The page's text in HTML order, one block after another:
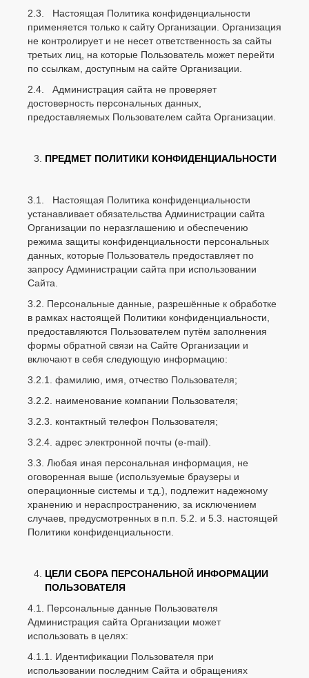
2.3. Настоящая Политика конфиденциальности
применяется только к сайту Организации. Организация
не контролирует и не несет ответственность за сайты
третьих лиц, на которые Пользователь может перейти
по ссылкам, доступным на сайте Организации.
2.4. Администрация сайта не проверяет
достоверность персональных данных,
предоставляемых Пользователем сайта Организации.
ПРЕДМЕТ ПОЛИТИКИ КОНФИДЕНЦИАЛЬНОСТИ
3.1. Настоящая Политика конфиденциальности
устанавливает обязательства Администрации сайта
Организации по неразглашению и обеспечению
режима защиты конфиденциальности персональных
данных, которые Пользователь предоставляет по
запросу Администрации сайта при использовании
Сайта.
3.2. Персональные данные, разрешённые к обработке
в рамках настоящей Политики конфиденциальности,
предоставляются Пользователем путём заполнения
формы обратной связи на Сайте Организации и
включают в себя следующую информацию:
3.2.1. фамилию, имя, отчество Пользователя;
3.2.2. наименование компании Пользователя;
3.2.3. контактный телефон Пользователя;
3.2.4. адрес электронной почты (e-mail).
3.3. Любая иная персональная информация, не
оговоренная выше (используемые браузеры и
операционные системы и т.д.), подлежит надежному
хранению и нераспространению, за исключением
случаев, предусмотренных в п.п. 5.2. и 5.3. настоящей
Политики конфиденциальности.
ЦЕЛИ СБОРА ПЕРСОНАЛЬНОЙ ИНФОРМАЦИИ
ПОЛЬЗОВАТЕЛЯ
4.1. Персональные данные Пользователя
Администрация сайта Организации может
использовать в целях:
4.1.1. Идентификации Пользователя при
использовании последним Сайта и обращениях